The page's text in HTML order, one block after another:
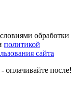
обработки
политикой
сайта
после!